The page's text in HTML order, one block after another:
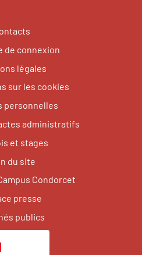
de connexion
légales
sur les cookies
personnelles
administratifs
et stages
du site
Condorcet
presse
publics